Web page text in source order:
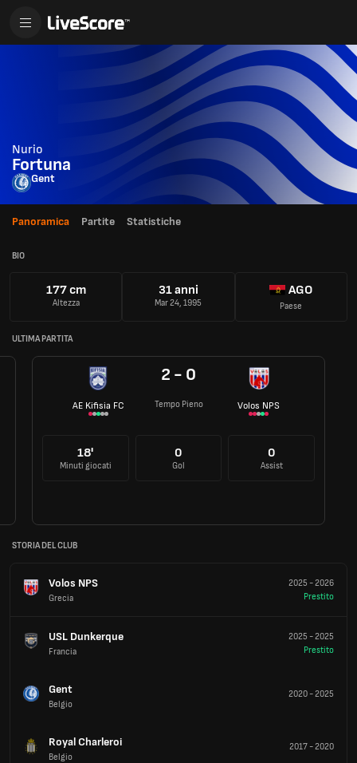
Nurio
Fortuna
Gent
Panoramica Partite Statistiche
BIO
177 cm
Altezza
31 anni
Mar 24, 1995
AGO
Paese
ULTIMA PARTITA
AE Kifisia FC
2 - 0
Tempo Pieno Volos NPS
18'
Minuti giocati
0
Gol
0
Assist
STORIA DEL CLUB
Volos NPS
Grecia
2025 -2026
Prestito
USL Dunkerque
Francia
2025 -2025
Prestito
Gent
Belgio
2020-2025
Royal Charleroi
Belgio
2017-2020